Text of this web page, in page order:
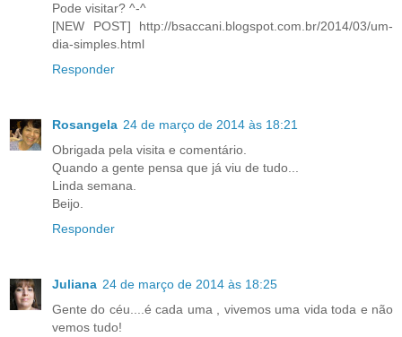
Pode visitar? ^-^
[NEW POST] http://bsaccani.blogspot.com.br/2014/03/um-
dia-simples.html
Responder
Rosangela 24 de março de 2014 às 18:21
Obrigada pela visita e comentário.
Quando a gente pensa que já viu de tudo...
Linda semana.
Beijo.
Responder
Juliana 24 de março de 2014 às 18:25
Gente do céu....é cada uma , vivemos uma vida toda e não
vemos tudo!